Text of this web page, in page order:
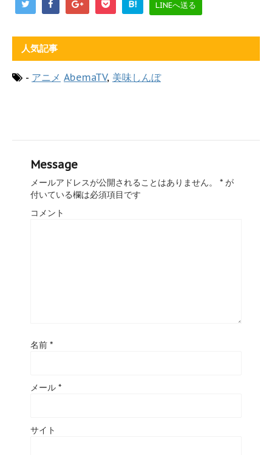
B! LINEへ送る
人気記事
- アニメ AbemaTV, 美味しんぼ
Message
メールアドレスが公開されることはありません。 * が
付いている欄は必須項目です
コメント
名前 *
メール *
サイト